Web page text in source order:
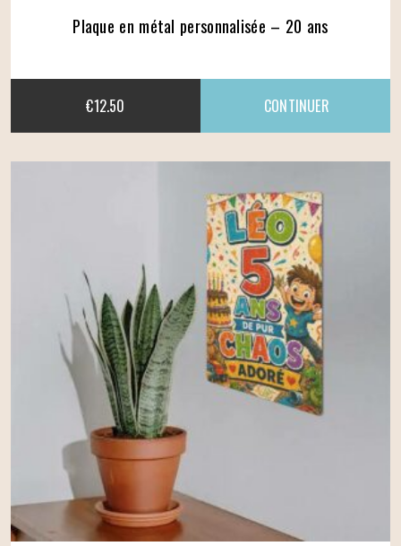
Plaque en métal personnalisée – 20 ans
€12.50